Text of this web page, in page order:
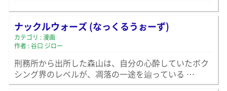
ナックルウォーズ (なっくるうぉーず)
カテゴリ : 漫画
作者 : 谷口 ジロー
刑務所から出所した森山は、自分の心酔していたボク
シング界のレベルが、凋落の一途を辿っている …